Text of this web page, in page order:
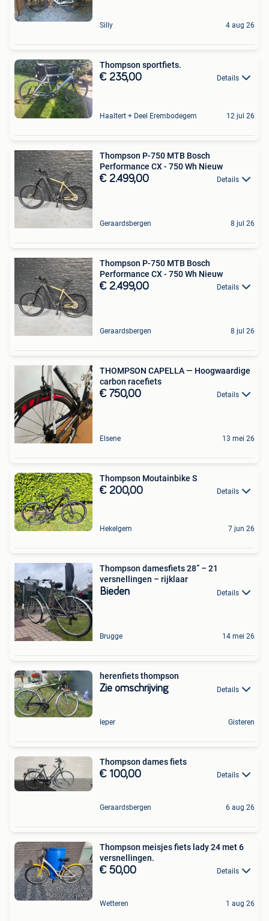
Silly 4 aug 26
Thompson sportfiets.
€ 235,00 Details
Haaltert + Deel Erembodegem 12 jul 26
Thompson P-750 MTB Bosch
Performance CX - 750 Wh Nieuw
€ 2.499,00 Details
Geraardsbergen 8 jul 26
Thompson P-750 MTB Bosch
Performance CX - 750 Wh Nieuw
€ 2.499,00 Details
Geraardsbergen 8 jul 26
THOMPSON CAPELLA — Hoogwaardige
carbon racefiets
€ 750,00 Details
Elsene 13 mei 26
Thompson Moutainbike S
€ 200,00 Details
Hekelgem 7 jun 26
Thompson damesfiets 28” – 21
versnellingen – rijklaar
Bieden Details
Brugge 14 mei 26
herenfiets thompson
Zie omschrijving Details
Ieper Gisteren
Thompson dames fiets
€ 100,00 Details
Geraardsbergen 6 aug 26
Thompson meisjes fiets lady 24 met 6
versnellingen.
€ 50,00 Details
Wetteren 1 aug 26